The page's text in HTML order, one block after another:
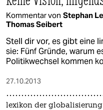
Kommentar von Stephan
Thomas Seibert
Stell dir vor, es gibt eine
sie: Fünf Gründe, warum
Politikwechsel kommen
27.10.2013
lexikon der globalisierung